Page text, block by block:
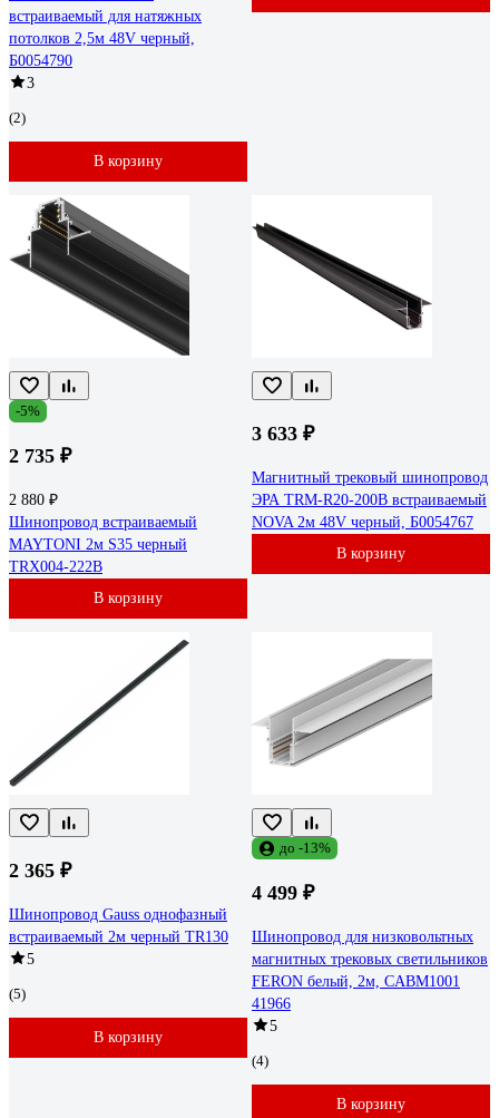
встраиваемый для натяжных
потолков 2,5м 48V черный,
Б0054790
3
(2)
В корзину
-5%
2 735 ₽
2 880 ₽
Шинопровод встраиваемый
MAYTONI 2м S35 черный
TRX004-222B
В корзину
3 633 ₽
Магнитный трековый шинопровод
ЭРА TRM-R20-200B встраиваемый
NOVA 2м 48V черный, Б0054767
В корзину
2 365 ₽
Шинопровод Gauss однофазный
встраиваемый 2м черный TR130
5
(5)
В корзину
до -13%
4 499 ₽
Шинопровод для низковольтных
магнитных трековых светильников
FERON белый, 2м, CABM1001
41966
5
(4)
В корзину